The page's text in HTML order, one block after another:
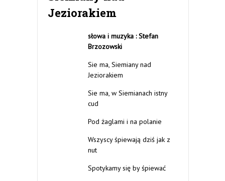
Jeziorakiem
słowa i muzyka : Stefan
Brzozowski
Sie ma, Siemiany nad
Jeziorakiem
Sie ma, w Siemianach istny
cud
Pod żaglami i na polanie
Wszyscy śpiewają dziś jak z
nut
Spotykamy się by śpiewać